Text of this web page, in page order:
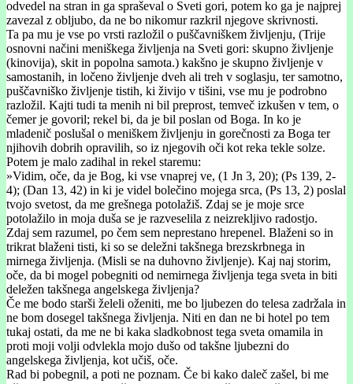
odvedel na stran in ga spraševal o Sveti gori, potem ko ga je najprej
zavezal z obljubo, da ne bo nikomur razkril njegove skrivnosti.
Ta pa mu je vse po vrsti razložil o puščavniškem življenju, (Trije
osnovni načini meniškega življenja na Sveti gori: skupno življenje
(kinovija), skit in popolna samota.) kakšno je skupno življenje v
samostanih, in ločeno življenje dveh ali treh v soglasju, ter samotno,
puščavniško življenje tistih, ki živijo v tišini, vse mu je podrobno
razložil. Kajti tudi ta menih ni bil preprost, temveč izkušen v tem, o
čemer je govoril; rekel bi, da je bil poslan od Boga. In ko je
mladenič poslušal o meniškem življenju in gorečnosti za Boga ter
njihovih dobrih opravilih, so iz njegovih oči kot reka tekle solze.
Potem je malo zadihal in rekel staremu:
»Vidim, oče, da je Bog, ki vse vnaprej ve, (1 Jn 3, 20); (Ps 139, 2-
4); (Dan 13, 42) in ki je videl bolečino mojega srca, (Ps 13, 2) poslal
tvojo svetost, da me grešnega potolažiš. Zdaj se je moje srce
potolažilo in moja duša se je razveselila z neizrekljivo radostjo.
Zdaj sem razumel, po čem sem neprestano hrepenel. Blaženi so in
trikrat blaženi tisti, ki so se deležni takšnega brezskrbnega in
mirnega življenja. (Misli se na duhovno življenje). Kaj naj storim,
oče, da bi mogel pobegniti od nemirnega življenja tega sveta in biti
deležen takšnega angelskega življenja?
Če me bodo starši želeli oženiti, me bo ljubezen do telesa zadržala in
ne bom dosegel takšnega življenja. Niti en dan ne bi hotel po tem
tukaj ostati, da me ne bi kaka sladkobnost tega sveta omamila in
proti moji volji odvlekla mojo dušo od takšne ljubezni do
angelskega življenja, kot učiš, oče.
Rad bi pobegnil, a poti ne poznam. Če bi kako daleč zašel, bi me